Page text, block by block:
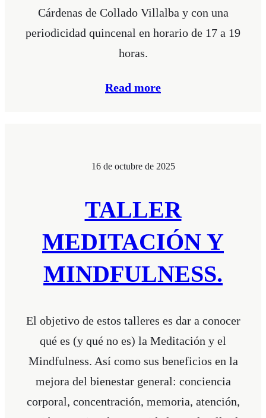
Cárdenas de Collado Villalba y con una
periodicidad quincenal en horario de 17 a 19
horas.
Read more
16 de octubre de 2025
TALLER
MEDITACIÓN Y
MINDFULNESS.
El objetivo de estos talleres es dar a conocer
qué es (y qué no es) la Meditación y el
Mindfulness. Así como sus beneficios en la
mejora del bienestar general: conciencia
corporal, concentración, memoria, atención,